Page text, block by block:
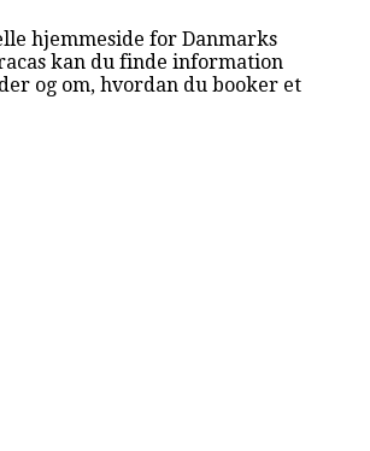
hjemmeside for Danmarks
kan du finde information
og om, hvordan du booker et